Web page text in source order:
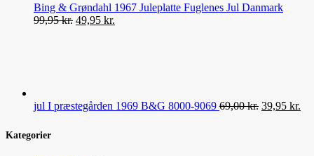
Bing & Grøndahl 1967 Juleplatte Fuglenes Jul Danmark
99,95kr. Den
49,95 kr.
jul I præstegården 1969 B&G 8000-9069 69,00kr. Den
39,95 kr.
Kategorier